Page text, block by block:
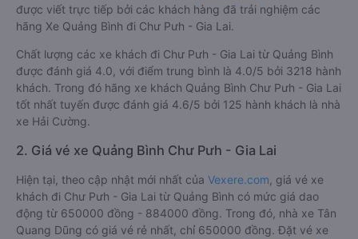
được viết trực tiếp bởi các khách hàng đã trải nghiệm các
hãng Xe Quảng Bình đi Chư Pưh - Gia Lai.
Chất lượng các xe khách đi Chư Pưh - Gia Lai từ Quảng Bình
được đánh giá 4.0, với điểm trung bình là 4.0/5 bởi 3218 hành
khách. Trong đó hãng xe khách Quảng Bình Chư Pưh - Gia Lai
tốt nhất tuyến được đánh giá 4.6/5 bởi 125 hành khách là nhà
xe Hải Cường.
2. Giá vé xe Quảng Bình Chư Pưh - Gia Lai
Hiện tại, theo cập nhật mới nhất của Vexere.com , giá vé xe
khách đi Chư Pưh - Gia Lai từ Quảng Bình có mức giá dao
động từ 650000 đồng - 884000 đồng. Trong đó, nhà xe Tân
Quang Dũng có giá vé rẻ nhất, chỉ 650000 đồng. Đặt vé xe